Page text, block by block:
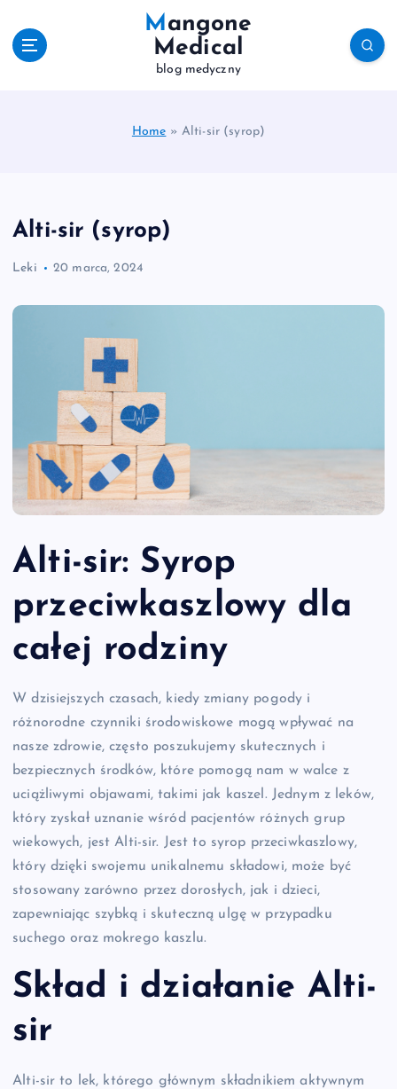
Mangone
Medical
blog medyczny
Home » Alti-sir (syrop)
Alti-sir (syrop)
Leki 20 marca, 2024
Alti-sir: Syrop
przeciwkaszlowy dla
całej rodziny
W dzisiejszych czasach, kiedy zmiany pogody i
różnorodne czynniki środowiskowe mogą wpływać na
nasze zdrowie, często poszukujemy skutecznych i
bezpiecznych środków, które pomogą nam w walce z
uciążliwymi objawami, takimi jak kaszel. Jednym z leków,
który zyskał uznanie wśród pacjentów różnych grup
wiekowych, jest Alti-sir. Jest to syrop przeciwkaszlowy,
który dzięki swojemu unikalnemu składowi, może być
stosowany zarówno przez dorosłych, jak i dzieci,
zapewniając szybką i skuteczną ulgę w przypadku
suchego oraz mokrego kaszlu.
Skład i działanie Alti-
sir
Alti-sir to lek, którego głównym składnikiem aktywnym